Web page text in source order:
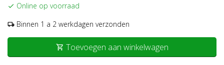
check Online op voorraad
local_shipping Binnen 1 a 2 werkdagen verzonden
shopping_cart Toevoegen aan winkelwagen